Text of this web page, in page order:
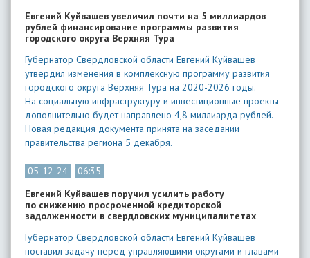
Евгений Куйвашев увеличил почти на 5 миллиардов
рублей финансирование программы развития
городского округа Верхняя Тура
Губернатор Свердловской области Евгений Куйвашев
утвердил изменения в комплексную программу развития
городского округа Верхняя Тура на 2020-2026 годы.
На социальную инфраструктуру и инвестиционные проекты
дополнительно будет направлено 4,8 миллиарда рублей.
Новая редакция документа принята на заседании
правительства региона 5 декабря.
05-12-24
06:35
Евгений Куйвашев поручил усилить работу
по снижению просроченной кредиторской
задолженности в свердловских муниципалитетах
Губернатор Свердловской области Евгений Куйвашев
поставил задачу перед управляющими округами и главами